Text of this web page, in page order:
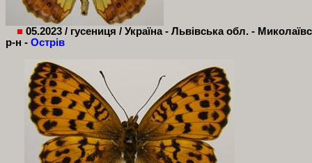
■ 05.2023 / гусениця / Україна - Львівська обл. -
р-н - Острів